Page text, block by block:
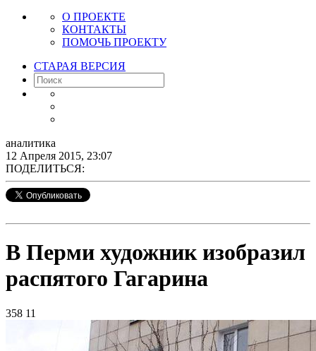
О ПРОЕКТЕ
КОНТАКТЫ
ПОМОЧЬ ПРОЕКТУ
СТАРАЯ ВЕРСИЯ
аналитика
12 Апреля 2015, 23:07
ПОДЕЛИТЬСЯ:
В Перми художник изобразил
распятого Гагарина
358 11